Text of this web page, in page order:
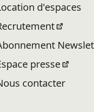
d'espaces
presse
contacter